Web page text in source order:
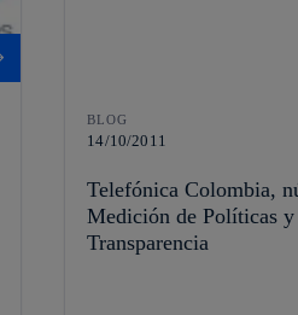
BLOG
14/10/2011
Telefónica Colombia,
Medición de Políticas
Transparencia